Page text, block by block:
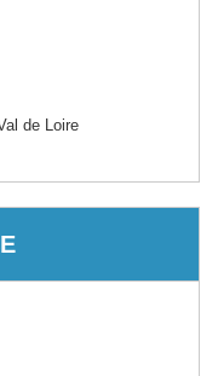
de Loire